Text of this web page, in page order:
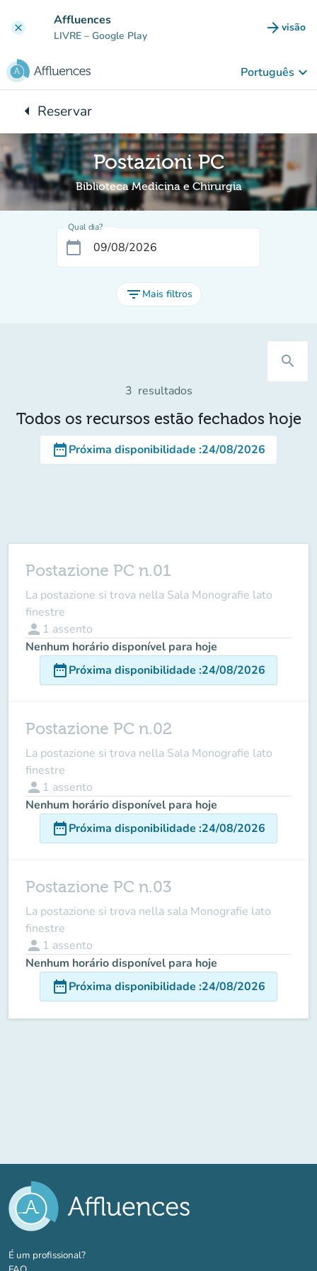
clear Affluences
LIVRE – Google Play arrow_forward visão
(novo
Português keyboard_arrow_down
arrow_leftVoltar para:
Reservar
Postazioni PC
Biblioteca Medicina e Chirurgia
Qual dia?
calendar_today
filter_list Mais filtros
search
3 resultados
Todos os recursos estão fechados hoje
date_rangePróxima disponibilidade :24/08/2026
Postazione PC n.01
La postazione si trova nella Sala Monografie lato
finestre
person 1 assento
Nenhum horário disponível para hoje
date_rangePróxima disponibilidade :24/08/2026
Postazione PC n.02
La postazione si trova nella Sala Monografie lato
finestre
person 1 assento
Nenhum horário disponível para hoje
date_rangePróxima disponibilidade :24/08/2026
Postazione PC n.03
La postazione si trova nella sala Monografie lato
finestre
person 1 assento
Nenhum horário disponível para hoje
date_rangePróxima disponibilidade :24/08/2026
É um profissional?(novo separador)